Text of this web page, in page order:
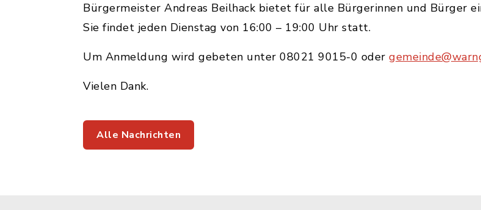
Bürgermeister Andreas Beilhack bietet für alle Bürgerinnen und Bürger
Sie findet jeden Dienstag von 16:00 – 19:00 Uhr statt.
Um Anmeldung wird gebeten unter 08021 9015-0 oder
Vielen Dank.
Alle Nachrichten